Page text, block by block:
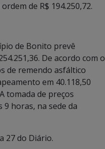
de R$ 194.250,72.
de Bonito prevê
De acordo com o
de remendo asfáltico
em 40.118,50
tomada de preços
horas, na sede da
27 do Diário.